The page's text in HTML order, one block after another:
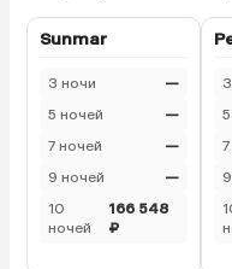
Sunmar
3 ночи
—
5 ночей
—
7 ночей
—
9 ночей
—
10
ночей
166 548
₽